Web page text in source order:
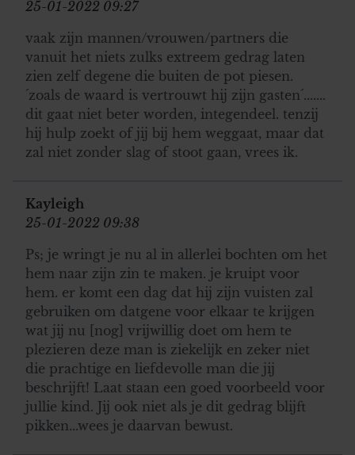
25-01-2022 09:27
vaak zijn mannen/vrouwen/partners die
vanuit het niets zulks extreem gedrag laten
zien zelf degene die buiten de pot piesen.
´zoals de waard is vertrouwt hij zijn gasten´.......
dit gaat niet beter worden, integendeel. tenzij
hij hulp zoekt of jij bij hem weggaat, maar dat
zal niet zonder slag of stoot gaan, vrees ik.
Kayleigh
25-01-2022 09:38
Ps; je wringt je nu al in allerlei bochten om het
hem naar zijn zin te maken. je kruipt voor
hem. er komt een dag dat hij zijn vuisten zal
gebruiken om datgene voor elkaar te krijgen
wat jij nu [nog] vrijwillig doet om hem te
plezieren deze man is ziekelijk en zeker niet
die prachtige en liefdevolle man die jij
beschrijft! Laat staan een goed voorbeeld voor
jullie kind. Jij ook niet als je dit gedrag blijft
pikken...wees je daarvan bewust.